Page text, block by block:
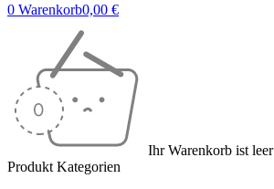
0 Warenkorb0,00 €
Ihr Warenkorb ist leer
Produkt Kategorien